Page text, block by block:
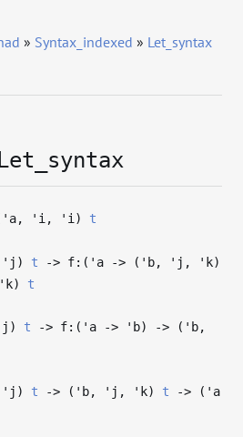
» Syntax_indexed » Let_syntax
'a, 'i, 'i) t
'j ) t -> f:( 'a -> ( 'b, 'j , 'k)
'k) t
) t -> f:( 'a -> 'b) -> ( 'b,
'j ) t -> ( 'b, 'j , 'k) t -> ( 'a